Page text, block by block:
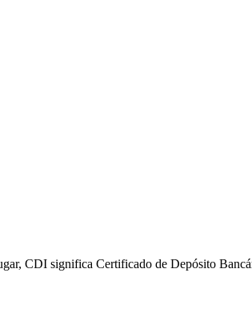
CDI significa Certificado de Depósito